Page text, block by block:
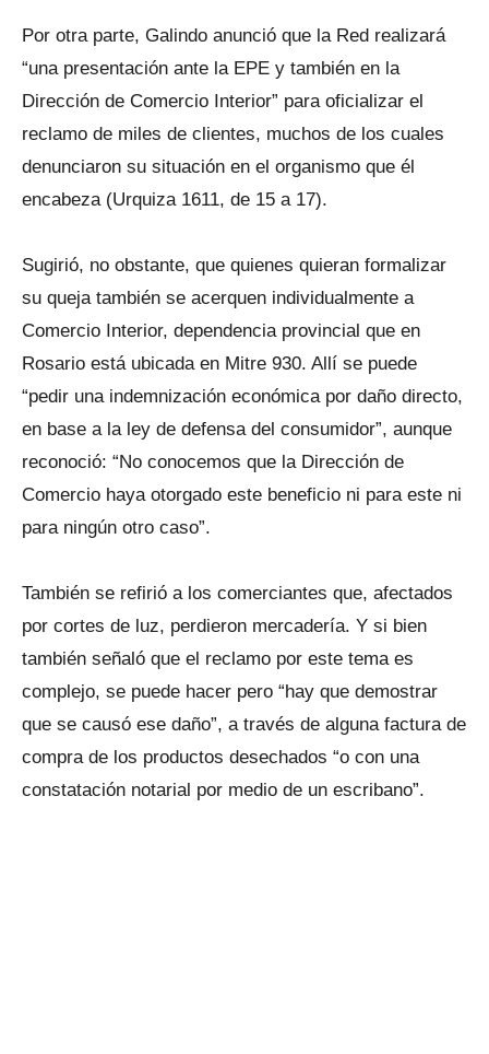
Por otra parte, Galindo anunció que la Red realizará
“una presentación ante la EPE y también en la
Dirección de Comercio Interior” para oficializar el
reclamo de miles de clientes, muchos de los cuales
denunciaron su situación en el organismo que él
encabeza (Urquiza 1611, de 15 a 17).
Sugirió, no obstante, que quienes quieran formalizar
su queja también se acerquen individualmente a
Comercio Interior, dependencia provincial que en
Rosario está ubicada en Mitre 930. Allí se puede
“pedir una indemnización económica por daño directo,
en base a la ley de defensa del consumidor”, aunque
reconoció: “No conocemos que la Dirección de
Comercio haya otorgado este beneficio ni para este ni
para ningún otro caso”.
También se refirió a los comerciantes que, afectados
por cortes de luz, perdieron mercadería. Y si bien
también señaló que el reclamo por este tema es
complejo, se puede hacer pero “hay que demostrar
que se causó ese daño”, a través de alguna factura de
compra de los productos desechados “o con una
constatación notarial por medio de un escribano”.